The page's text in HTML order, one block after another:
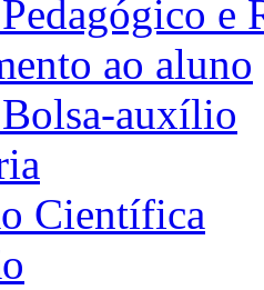
e
ao aluno
auxílio
Científica